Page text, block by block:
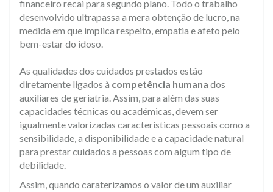
financeiro recai para segundo plano. Todo o trabalho
desenvolvido ultrapassa a mera obtenção de lucro, na
medida em que implica respeito, empatia e afeto pelo
bem-estar do idoso.
​As qualidades dos cuidados prestados estão
diretamente ligados à competência humana dos
auxiliares de geriatria. Assim, para além das suas
capacidades técnicas ou académicas, devem ser
igualmente valorizadas características pessoais como a
sensibilidade, a disponibilidade e a capacidade natural
para prestar cuidados a pessoas com algum tipo de
debilidade.
Assim, quando caraterizamos o valor de um auxiliar